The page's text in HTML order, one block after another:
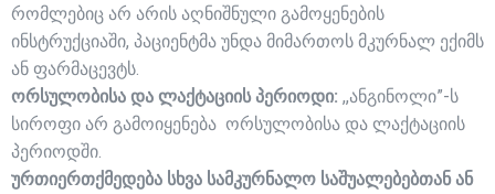
რომლებიც არ არის აღნიშნული გამოყენების
ინსტრუქციაში, პაციენტმა უნდა მიმართოს მკურნალ ექიმს
ან ფარმაცევტს.
ორსულობისა და ლაქტაციის პერიოდი: ,,ანგინოლი”-ს
სიროფი არ გამოიყენება ორსულობისა და ლაქტაციის
პერიოდში.
ურთიერთქმედება სხვა სამკურნალო საშუალებებთან ან